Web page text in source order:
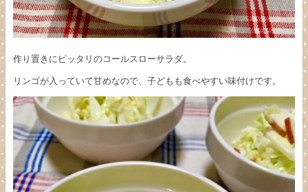
作り置きにピッタリのコールスローサラダ。
リンゴが入っていて甘めなので、子どもも食べやすい味付けです。